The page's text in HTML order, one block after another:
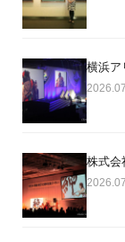
横浜ア
株式会